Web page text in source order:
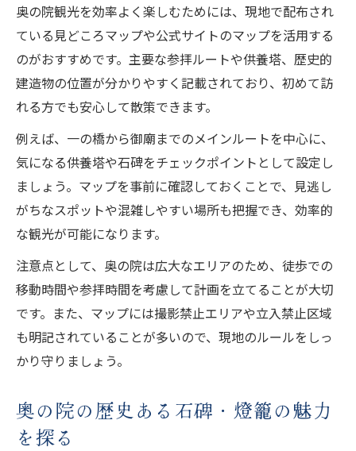
奥の院観光を効率よく楽しむためには、現地で配布され
ている見どころマップや公式サイトのマップを活用する
のがおすすめです。主要な参拝ルートや供養塔、歴史的
建造物の位置が分かりやすく記載されており、初めて訪
れる方でも安心して散策できます。
例えば、一の橋から御廟までのメインルートを中心に、
気になる供養塔や石碑をチェックポイントとして設定し
ましょう。マップを事前に確認しておくことで、見逃し
がちなスポットや混雑しやすい場所も把握でき、効率的
な観光が可能になります。
注意点として、奥の院は広大なエリアのため、徒歩での
移動時間や参拝時間を考慮して計画を立てることが大切
です。また、マップには撮影禁止エリアや立入禁止区域
も明記されていることが多いので、現地のルールをしっ
かり守りましょう。
奥の院の歴史ある石碑・燈籠の魅力
を探る